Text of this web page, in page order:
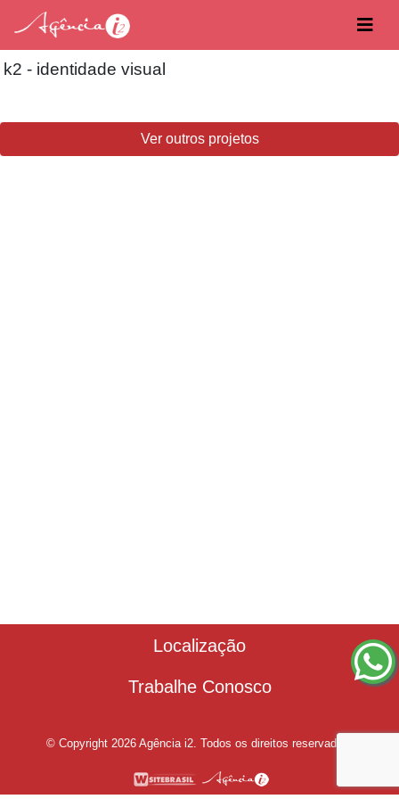
k2 - identidade visual
Ver outros projetos
Localização
Trabalhe Conosco
© Copyright 2026 Agência i2. Todos os direitos reservados.